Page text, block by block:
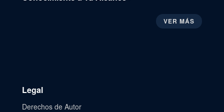
VER MÁS
Legal
Derechos de Autor